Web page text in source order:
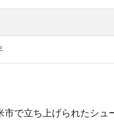
で立ち上げられたシュ